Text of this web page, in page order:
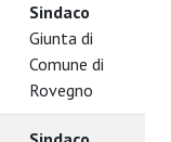
Sindaco
Giunta di
Comune di
Rovegno